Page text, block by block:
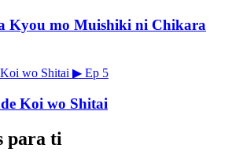
Kyou mo Muishiki ni Chikara
▶ Ep 5
Koi wo Shitai
para ti